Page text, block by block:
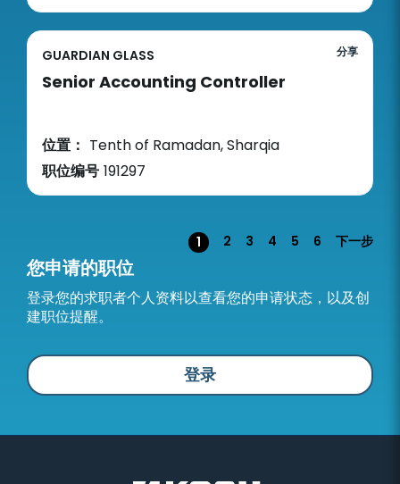
GUARDIAN GLASS 分享
Senior Accounting Controller
位置： Tenth of Ramadan, Sharqia
职位编号 191297
页面
1 2 3 4 5 6 下一步
您申请的职位
登录您的求职者个人资料以查看您的申请状态，以及创
建职位提醒。
登录